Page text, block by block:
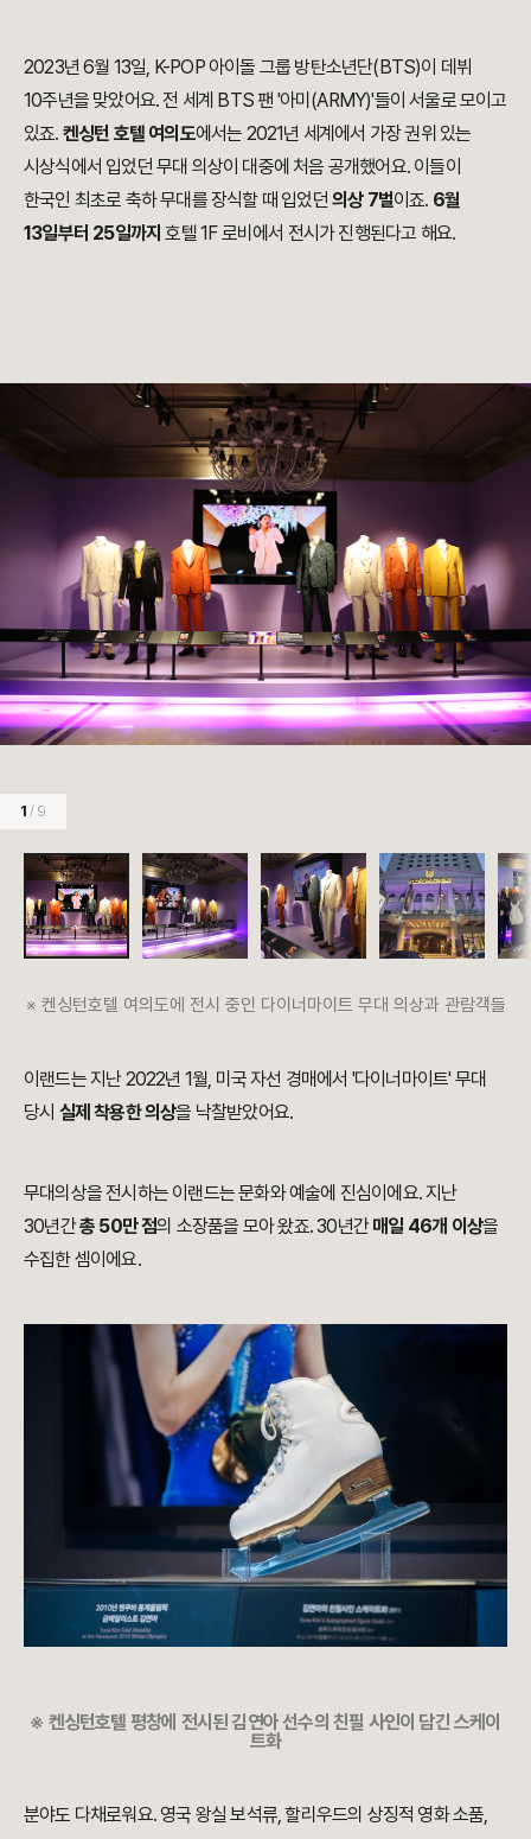
2023년 6월 13일, K-POP 아이돌 그룹 방탄소년단(BTS)이 데뷔
10주년을 맞았어요. 전 세계 BTS 팬 '아미(ARMY)'들이 서울로 모이고
있죠. 켄싱턴 호텔 여의도에서는 2021년 세계에서 가장 권위 있는
시상식에서 입었던 무대 의상이 대중에 처음 공개했어요. 이들이
한국인 최초로 축하 무대를 장식할 때 입었던 의상 7벌이죠. 6월
13일부터 25일까지 호텔 1F 로비에서 전시가 진행된다고 해요.
1 / 9
※ 켄싱턴호텔 여의도에 전시 중인 다이너마이트 무대 의상과 관람객들
이랜드는 지난 2022년 1월, 미국 자선 경매에서 '다이너마이트' 무대
당시 실제 착용한 의상을 낙찰받았어요.
무대의상을 전시하는 이랜드는 문화와 예술에 진심이에요. 지난
30년간총 50만 점의 소장품을 모아 왔죠. 30년간매일 46개 이상을
수집한 셈이에요.
※ 켄싱턴호텔 평창에 전시된 김연아 선수의 친필 사인이 담긴 스케이
트화
분야도 다채로워요. 영국 왕실 보석류, 할리우드의 상징적 영화 소품,